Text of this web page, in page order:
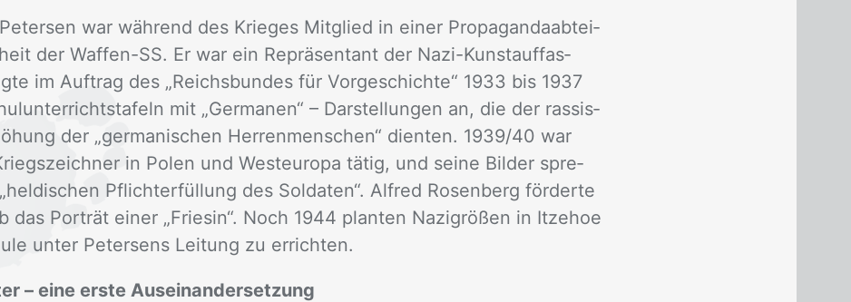
war wäh­rend des Krie­ges Mit­glied in ei­ner Pro­pa­gan­da­ab­tei­
der Waf­fen-SS. Er war ein Re­prä­sen­tant der Nazi-Kunst­auf­fas­
im Auf­trag des „Reichs­bun­des für Vor­ge­schich­te“ 1933 bis 1937
mit „Ger­ma­nen“ – Dar­stel­lun­gen an, die der ras­sis­
der „ger­ma­ni­schen Her­ren­men­schen“ dien­ten. 1939/​40 war
in Po­len und West­eu­ro­pa tä­tig, und sei­ne Bil­der spre­
Pflicht­er­fül­lung des Sol­da­ten“. Al­fred Ro­sen­berg för­der­te
das Por­trät ei­ner „Frie­sin“. Noch 1944 plan­ten Na­zi­grö­ßen in It­ze­hoe
un­ter Pe­ter­sens Lei­tung zu er­rich­ten.
– eine erste Auseinandersetzung